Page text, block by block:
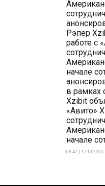
Рэпер
работе с
начале
в рамках
Xzibit
«Авито»
начале
08:42 | 17-10-2025